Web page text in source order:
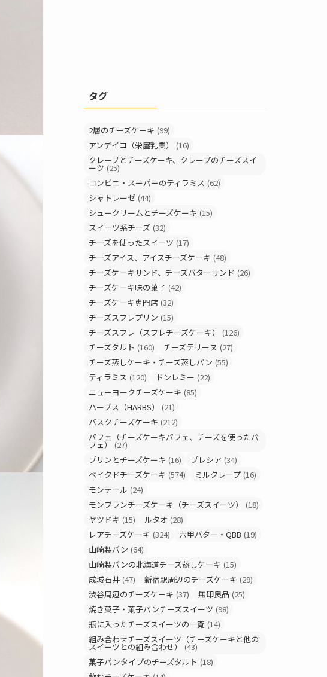
タグ
2層のチーズケーキ (99)
アンデイコ（栄屋乳業）
(16)
クレープとチーズケーキ、クレープのチーズスイ
ーツ (25)
コンビニ・スーパーのティラミス (62)
シャトレーゼ (44)
シュークリームとチーズケーキ (15)
スイーツ系チーズ (32)
チーズを使ったスイーツ (17)
チーズアイス、アイスチーズケーキ (48)
チーズケーキサンド、チーズバターサンド (26)
チーズケーキ味の菓子 (42)
チーズケーキ専門店 (32)
チーズスフレプリン (15)
チーズスフレ（スフレチーズケーキ）
(126)
チーズタルト (160) チーズテリーヌ (27)
チーズ蒸しケーキ・チーズ蒸しパン (55)
ティラミス (120) ドンレミー (22)
ニューヨークチーズケーキ (85)
ハーブス（HARBS）
(21)
バスクチーズケーキ (212)
パフェ（チーズケーキパフェ、チーズを使ったパ
フェ） (27)
プリンとチーズケーキ (16) プレシア (34)
ベイクドチーズケーキ (574) ミルクレープ (16)
モンテール (24)
モンブランチーズケーキ（チーズスイーツ）
(18)
ヤツドキ (15) ルタオ (28)
レアチーズケーキ (324) 六甲バター・QBB (19)
山崎製パン (64)
山崎製パンの北海道チーズ蒸しケーキ (15)
成城石井 (47) 新宿駅周辺のチーズケーキ (29)
渋谷周辺のチーズケーキ (37) 無印良品 (25)
焼き菓子・菓子パンチーズスイーツ (98)
瓶に入ったチーズスイーツの一覧 (14)
組み合わせチーズスイーツ（チーズケーキと他の
スイーツとの組み合わせ）
(43)
菓子パンタイプのチーズタルト (18)